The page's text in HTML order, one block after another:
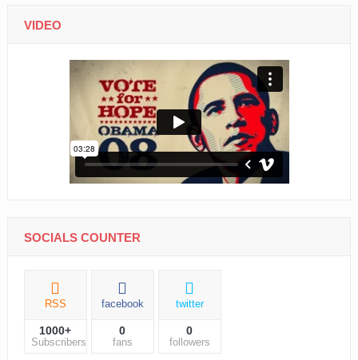
VIDEO
SOCIALS COUNTER
RSS
1000+
Subscribers
facebook
0
fans
twitter
0
followers